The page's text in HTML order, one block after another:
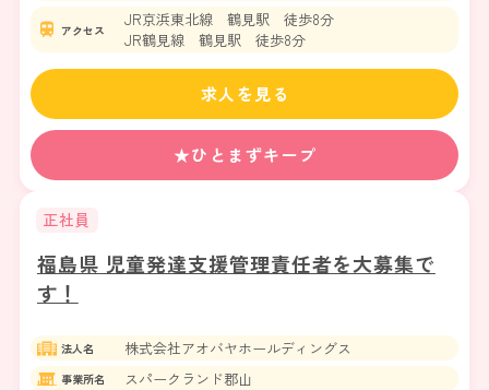
アクセス
JR京浜東北線 鶴見駅 徒歩8分
JR鶴見線 鶴見駅 徒歩8分
★ひとまずキープ
求人を見る
正社員
福島県 児童発達支援管理責任者を大募集で
す！
法人名 株式会社アオバヤホールディングス
事業所名 スパークランド郡山